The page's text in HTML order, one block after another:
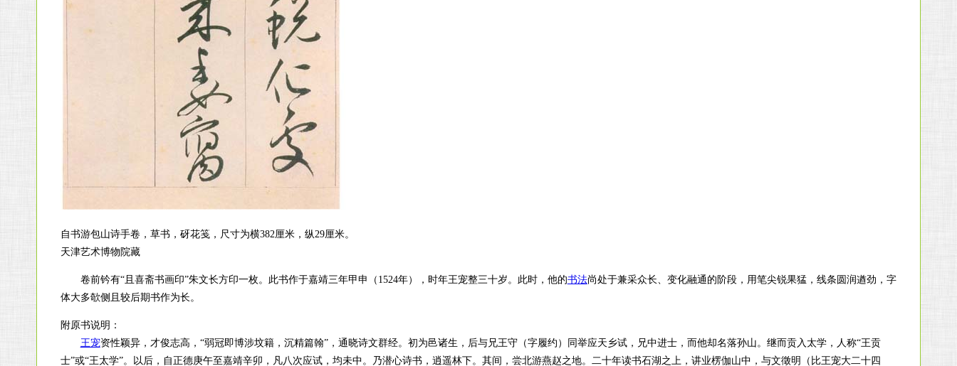
自书游包山诗手卷，草书，砑花笺，尺寸为横382厘米，纵29厘米。
天津艺术博物院藏
卷前钤有“且喜斋书画印”朱文长方印一枚。此书作于嘉靖三年甲申（1524年），时年王宠整三十岁。此时，他的书法尚处于兼采众长、变化融通的阶段，用笔尖锐果猛，线条圆润遒劲，字
体大多欹侧且较后期书作为长。
附原书说明：
王宠资性颖异，才俊志高，“弱冠即博涉坟籍，沉精篇翰”，通晓诗文群经。初为邑诸生，后与兄王守（字履约）同举应天乡试，兄中进士，而他却名落孙山。继而贡入太学，人称“王贡
士”或“王太学”。以后，自正德庚午至嘉靖辛卯，凡八次应试，均未中。乃潜心诗书，逍遥林下。其间，尝北游燕赵之地。二十年读书石湖之上，讲业楞伽山中，与文徵明（比王宠大二十四